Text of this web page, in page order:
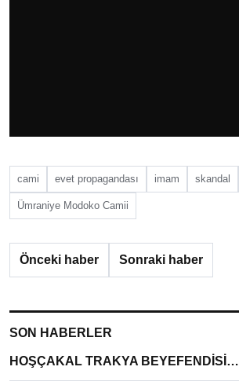
cami evet propagandası imam skandal
Ümraniye Modoko Camii
Önceki haber Sonraki haber
SON HABERLER
HOŞÇAKAL TRAKYA BEYEFENDİSİ…